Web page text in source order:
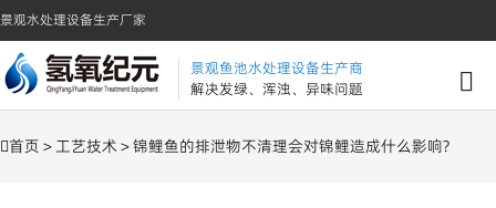
景观水处理设备生产厂家
景观鱼池水处理设备生产商
解决发绿、浑浊、异味问题
首页 > 工艺技术 > 锦鲤鱼的排泄物不清理会对锦鲤造成什么影响?